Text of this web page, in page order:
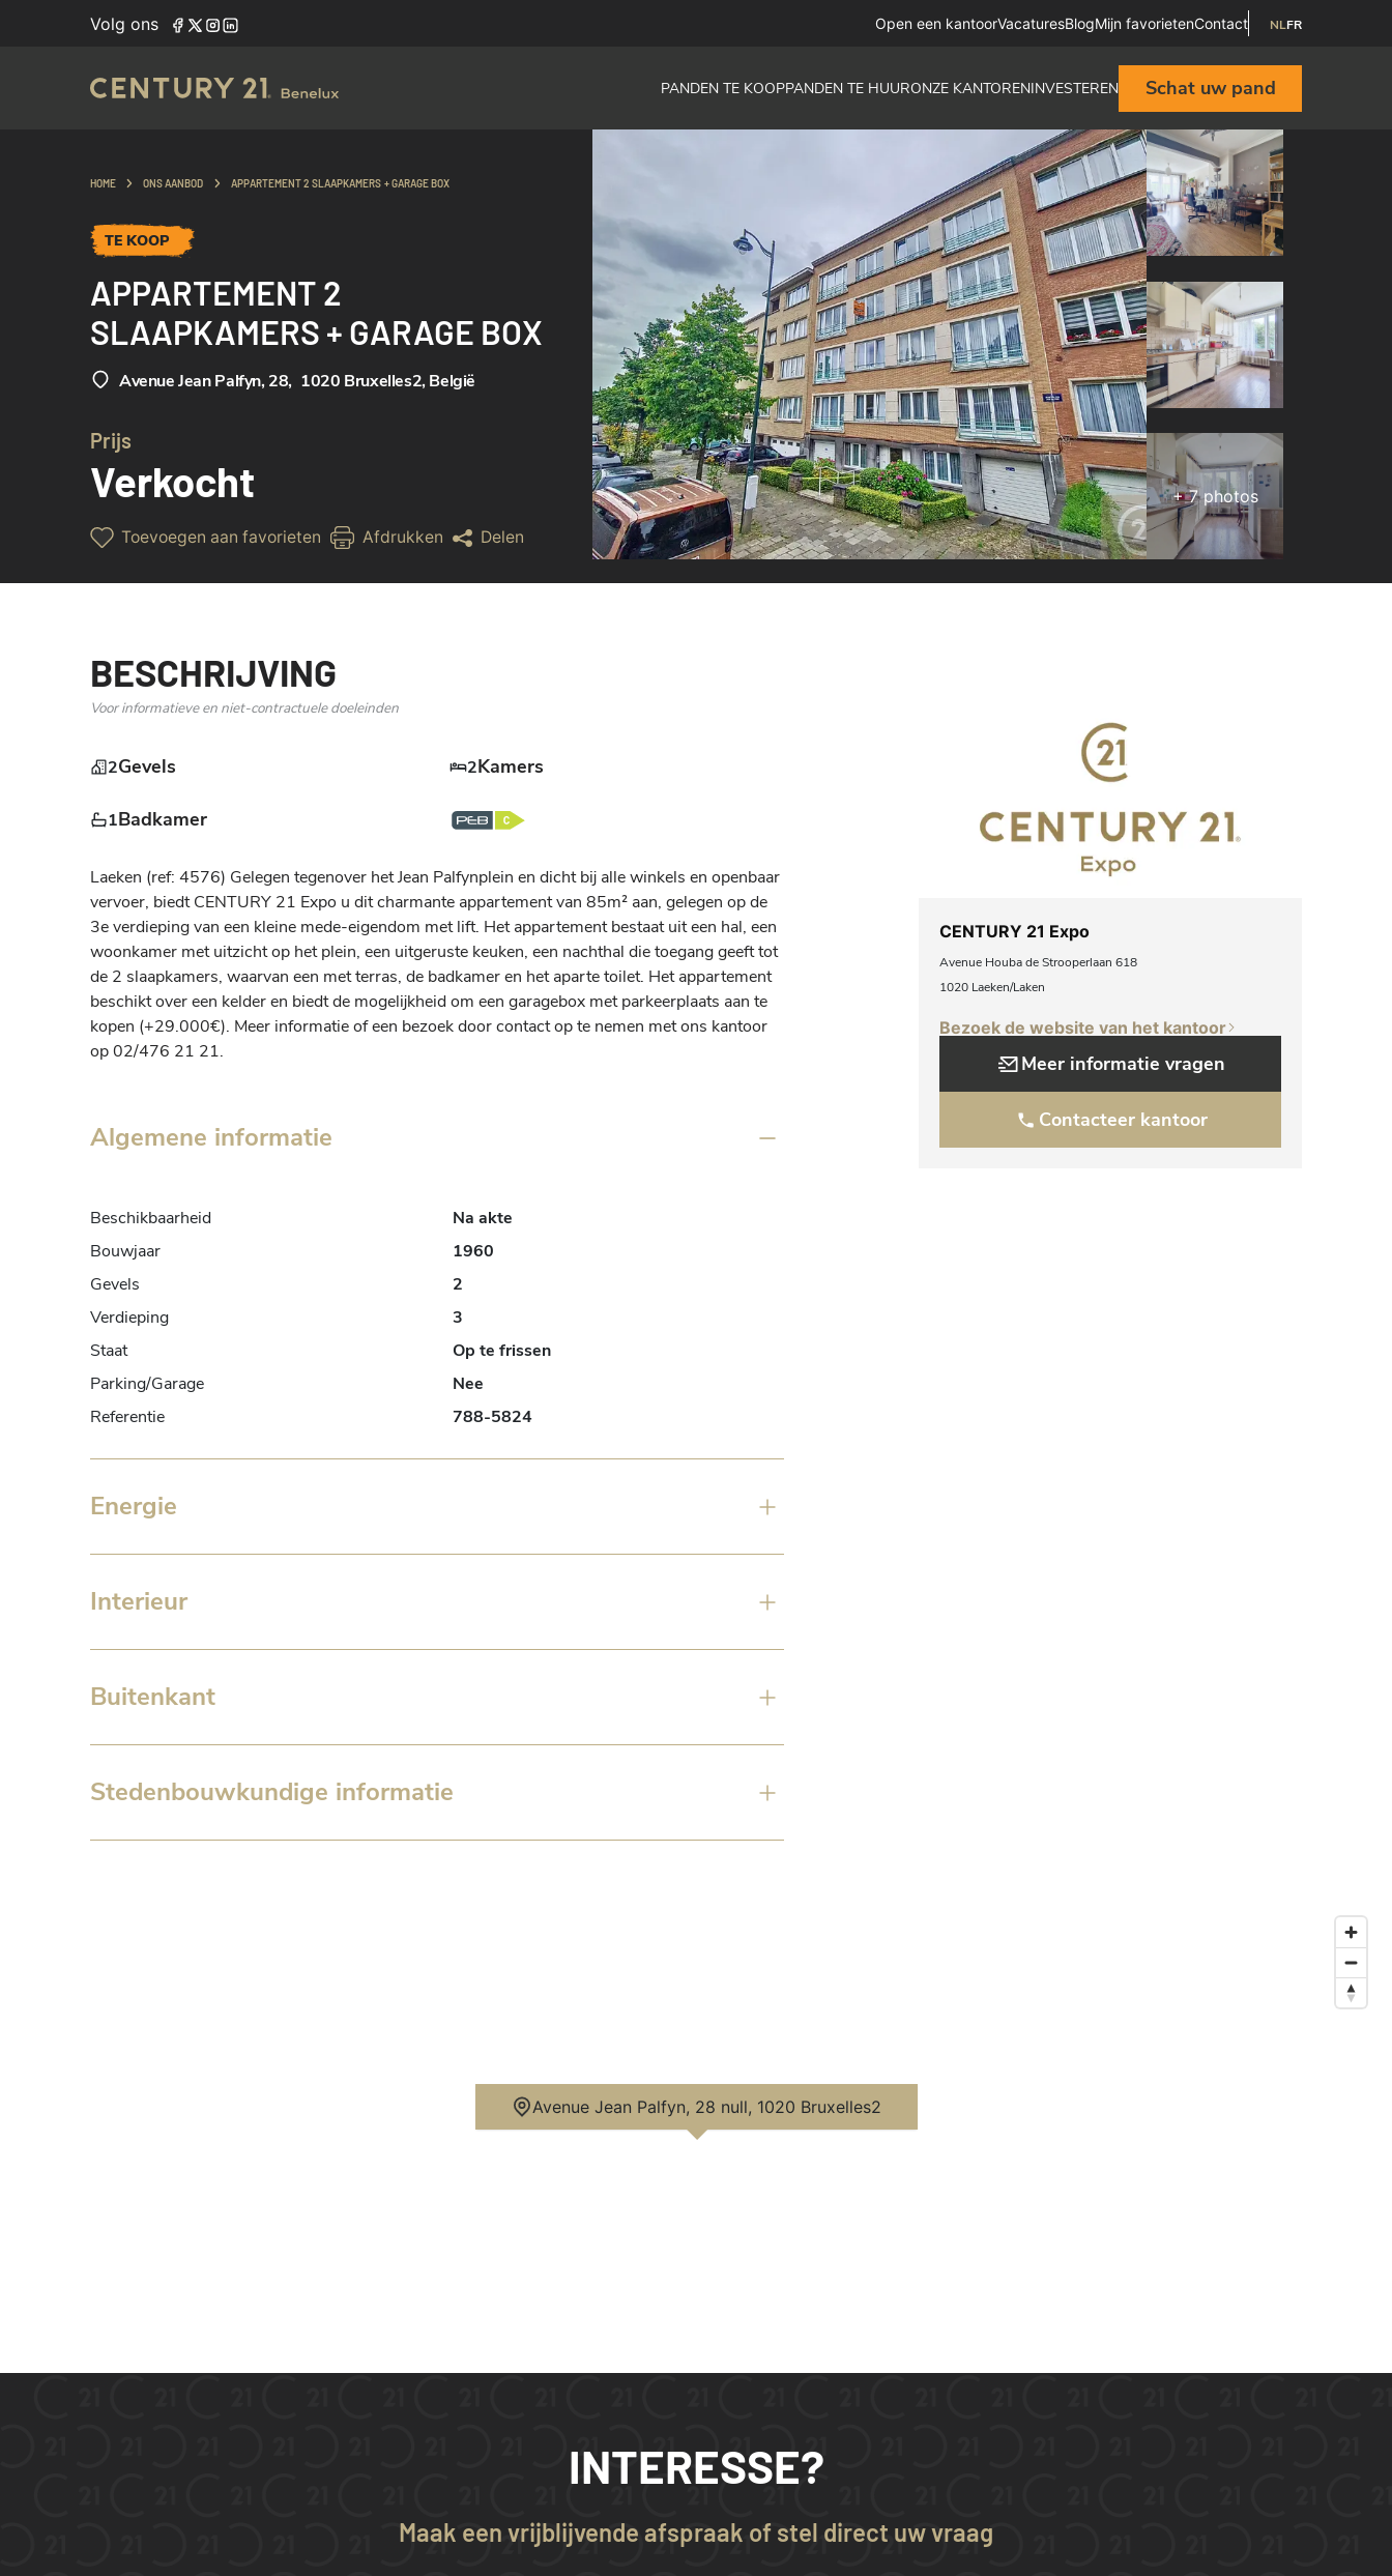
Volg ons Open een kantoorVacaturesBlogMijn favorietenContact NLFR
PANDEN TE KOOPPANDEN TE HUURONZE KANTORENINVESTEREN Schat uw pand
+7photos
HOME ONS AANBOD APPARTEMENT 2 SLAAPKAMERS + GARAGE BOX
TE KOOP
APPARTEMENT 2
SLAAPKAMERS + GARAGE BOX
Avenue Jean Palfyn, 28, 1020 Bruxelles2, België
Prijs
Verkocht
Toevoegen aan favorieten Afdrukken Delen
BESCHRIJVING
Voor informatieve en niet-contractuele doeleinden
2Gevels 2Kamers
1Badkamer
Laeken (ref: 4576) Gelegen tegenover het Jean Palfynplein en dicht bij alle winkels en openbaar
vervoer, biedt CENTURY 21 Expo u dit charmante appartement van 85m² aan, gelegen op de
3e verdieping van een kleine mede-eigendom met lift. Het appartement bestaat uit een hal, een
woonkamer met uitzicht op het plein, een uitgeruste keuken, een nachthal die toegang geeft tot
de 2 slaapkamers, waarvan een met terras, de badkamer en het aparte toilet. Het appartement
beschikt over een kelder en biedt de mogelijkheid om een garagebox met parkeerplaats aan te
kopen (+29.000€). Meer informatie of een bezoek door contact op te nemen met ons kantoor
op 02/476 21 21.
Algemene informatie
Beschikbaarheid
Na akte
Bouwjaar
1960
Gevels
2
Verdieping
3
Staat
Op te frissen
Parking/Garage
Nee
Referentie
788-5824
Energie
Interieur
Buitenkant
Stedenbouwkundige informatie
CENTURY 21 Expo
Avenue Houba de Strooperlaan 618
1020 Laeken/Laken
Bezoek de website van het kantoor
Meer informatie vragen
Contacteer kantoor
Avenue Jean Palfyn, 28 null, 1020 Bruxelles2
INTERESSE?
Maak een vrijblijvende afspraak of stel direct uw vraag